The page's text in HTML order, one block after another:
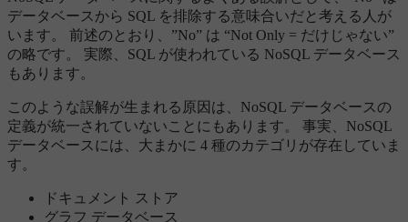
データベースから SQL を排除する意味合いだと考える人が
います。 前述のとおり、”No” は “Not Only = だけじゃない”
の略です。 実際、SQL が使われている NoSQL データベース
もあります。
このような誤解が生まれる原因は、NoSQL データベースの
定義が統一されていないことにもあります。 事実、NoSQL
データベースには、大まかに 4 種のカテゴリが存在していま
す。
ドキュメント ストア
グラフ データベース